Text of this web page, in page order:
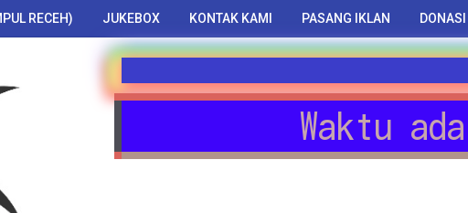
RECEH) JUKEBOX KONTAK KAMI PASANG IKLAN DONASI
Waktu